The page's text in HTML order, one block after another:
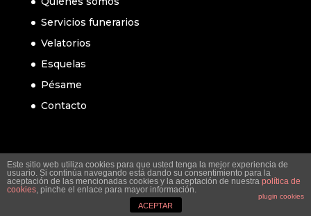
Servicios funerarios
Velatorios
Esquelas
Pésame
Contacto
Este sitio web utiliza cookies para que usted tenga la mejor experiencia de
usuario. Si continúa navegando está dando su consentimiento para la
aceptación de las mencionadas cookies y la aceptación de nuestra política de
cookies, pinche el enlace para mayor información.
plugin cookies
ACEPTAR